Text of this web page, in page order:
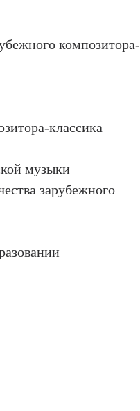
композитора-
классика
музыки
зарубежного